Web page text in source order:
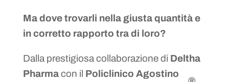
Ma dove trovarli nella giusta quantità e
in corretto rapporto tra di loro?
Dalla prestigiosa collaborazione di Deltha
Pharmacon il Policlinico Agostino